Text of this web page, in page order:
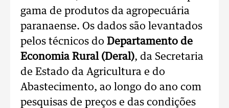
gama de produtos da agropecuária
paranaense. Os dados são levantados
pelos técnicos do Departamento de
Economia Rural (Deral), da Secretaria
de Estado da Agricultura e do
Abastecimento, ao longo do ano com
pesquisas de preços e das condições